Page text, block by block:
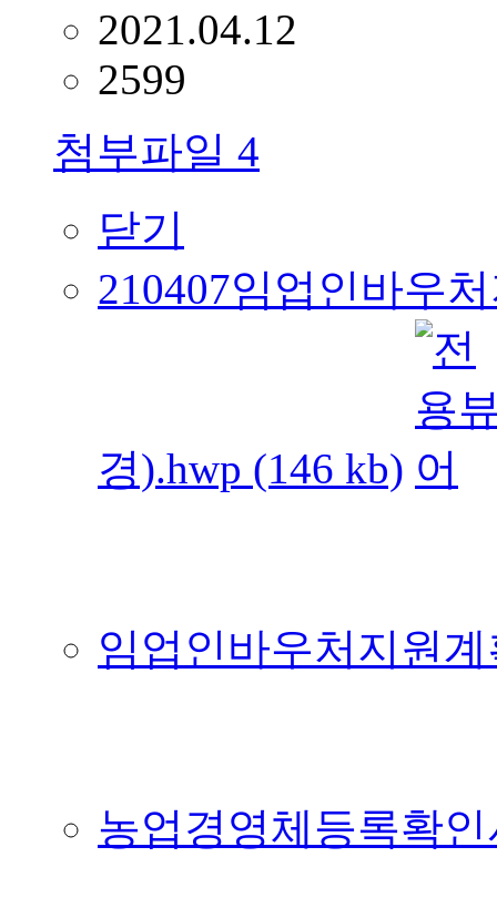
2021.04.12
2599
첨부파일 4
닫기
210407임업인바우
경).hwp (146 kb)
임업인바우처지원
농업경영체등록확